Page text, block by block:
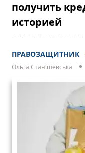
получить
историей
ПРАВОЗАЩИТНИК
Ольга Станішевська